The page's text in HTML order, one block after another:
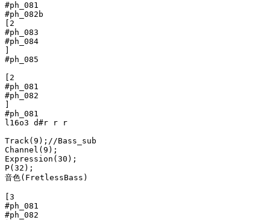
#ph_081
#ph_082b
[2
#ph_083
#ph_084
#ph_085
[2
#ph_081
#ph_082
#ph_081
l16o3 d#r r r
Track(9);//Bass_sub
Channel(9);
Expression(30);
P(32);
音色(FretlessBass)
[3
#ph_081
#ph_082